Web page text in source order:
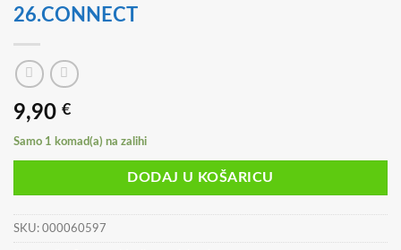
26.CONNECT
9,90 €
Samo 1 komad(a) na zalihi
DODAJ U KOŠARICU
SKU: 000060597